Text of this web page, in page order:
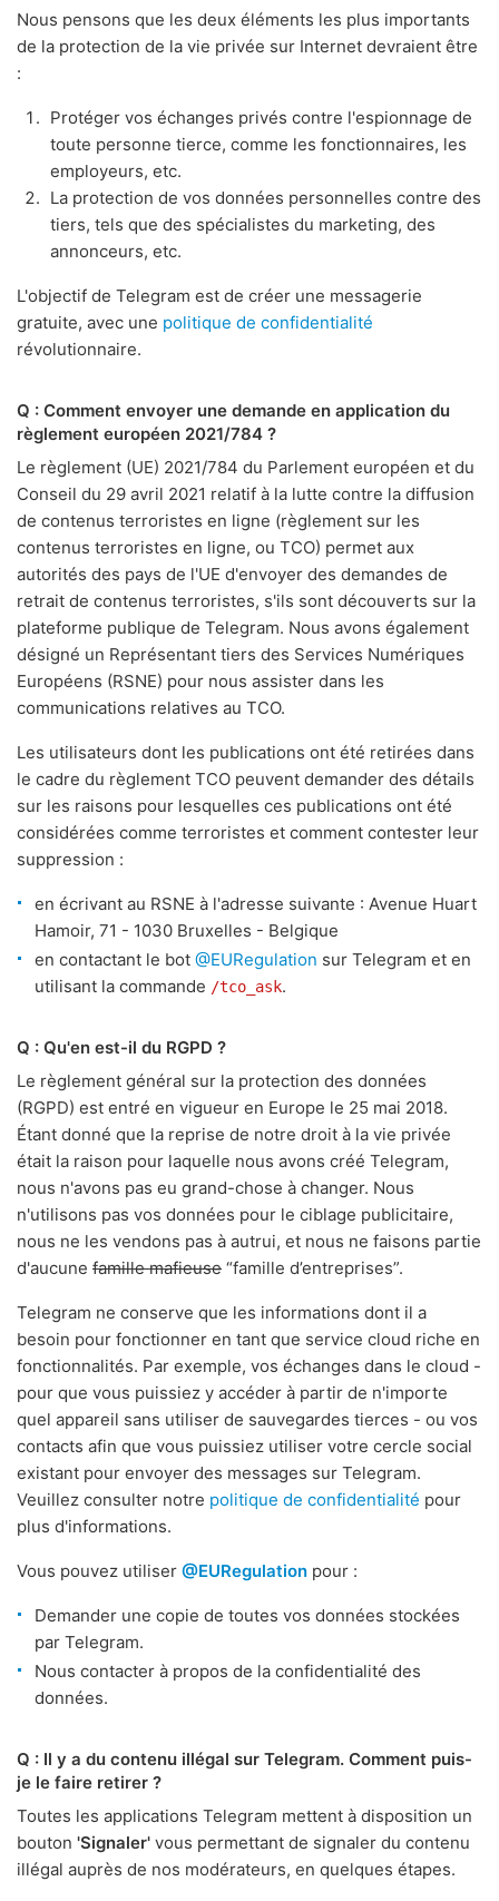
Nous pensons que les deux éléments les plus importants
de la protection de la vie privée sur Internet devraient être
:
Protéger vos échanges privés contre l'espionnage de
toute personne tierce, comme les fonctionnaires, les
employeurs, etc.
La protection de vos données personnelles contre des
tiers, tels que des spécialistes du marketing, des
annonceurs, etc.
L'objectif de Telegram est de créer une messagerie
gratuite, avec une politique de confidentialité
révolutionnaire.
Q : Comment envoyer une demande en application du
règlement européen 2021/784 ?
Le règlement (UE) 2021/784 du Parlement européen et du
Conseil du 29 avril 2021 relatif à la lutte contre la diffusion
de contenus terroristes en ligne (règlement sur les
contenus terroristes en ligne, ou TCO) permet aux
autorités des pays de l'UE d'envoyer des demandes de
retrait de contenus terroristes, s'ils sont découverts sur la
plateforme publique de Telegram. Nous avons également
désigné un Représentant tiers des Services Numériques
Européens (RSNE) pour nous assister dans les
communications relatives au TCO.
Les utilisateurs dont les publications ont été retirées dans
le cadre du règlement TCO peuvent demander des détails
sur les raisons pour lesquelles ces publications ont été
considérées comme terroristes et comment contester leur
suppression :
en écrivant au RSNE à l'adresse suivante : Avenue Huart
Hamoir, 71 - 1030 Bruxelles - Belgique
en contactant le bot @EURegulation sur Telegram et en
utilisant la commande /tco_ask.
Q : Qu'en est-il du RGPD ?
Le règlement général sur la protection des données
(RGPD) est entré en vigueur en Europe le 25 mai 2018.
Étant donné que la reprise de notre droit à la vie privée
était la raison pour laquelle nous avons créé Telegram,
nous n'avons pas eu grand-chose à changer. Nous
n'utilisons pas vos données pour le ciblage publicitaire,
nous ne les vendons pas à autrui, et nous ne faisons partie
d'aucune famille mafieuse “famille d’entreprises”.
Telegram ne conserve que les informations dont il a
besoin pour fonctionner en tant que service cloud riche en
fonctionnalités. Par exemple, vos échanges dans le cloud -
pour que vous puissiez y accéder à partir de n'importe
quel appareil sans utiliser de sauvegardes tierces - ou vos
contacts afin que vous puissiez utiliser votre cercle social
existant pour envoyer des messages sur Telegram.
Veuillez consulter notre politique de confidentialité pour
plus d'informations.
Vous pouvez utiliser @EURegulation pour :
Demander une copie de toutes vos données stockées
par Telegram.
Nous contacter à propos de la confidentialité des
données.
Q : Il y a du contenu illégal sur Telegram. Comment puis-
je le faire retirer ?
Toutes les applications Telegram mettent à disposition un
bouton 'Signaler' vous permettant de signaler du contenu
illégal auprès de nos modérateurs, en quelques étapes.